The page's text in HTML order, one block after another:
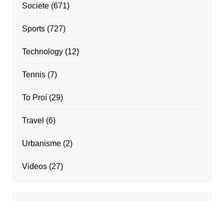
Societe(671)
Sports(727)
Technology(12)
Tennis(7)
To Proí(29)
Travel (6)
Urbanisme(2)
Videos(27)